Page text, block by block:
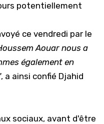
potentiellement
ce vendredi par le
Aouar nous a
également en
, a ainsi confié Djahid
sociaux, avant d'être